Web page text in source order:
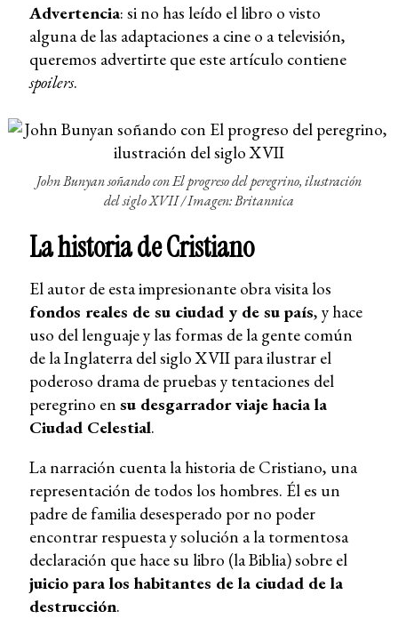
Advertencia: si no has leído el libro o visto
alguna de las adaptaciones a cine o a televisión,
queremos advertirte que este artículo contiene
spoilers.
John Bunyan soñando con El progreso del peregrino, ilustración
del siglo XVII /Imagen: Britannica
La historia de Cristiano
El autor de esta impresionante obra visita los
fondos reales de su ciudad y de su país, y hace
uso del lenguaje y las formas de la gente común
de la Inglaterra del siglo XVII para ilustrar el
poderoso drama de pruebas y tentaciones del
peregrino en su desgarrador viaje hacia la
Ciudad Celestial.
La narración cuenta la historia de Cristiano, una
representación de todos los hombres. Él es un
padre de familia desesperado por no poder
encontrar respuesta y solución a la tormentosa
declaración que hace su libro (la Biblia) sobre el
juicio para los habitantes de la ciudad de la
destrucción.